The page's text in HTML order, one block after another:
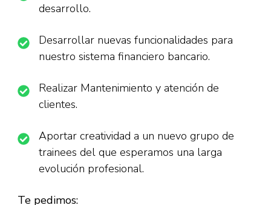
desarrollo.
Desarrollar nuevas funcionalidades para
nuestro sistema financiero bancario.
Realizar Mantenimiento y atención de
clientes.
Aportar creatividad a un nuevo grupo de
trainees del que esperamos una larga
evolución profesional.
Te pedimos: